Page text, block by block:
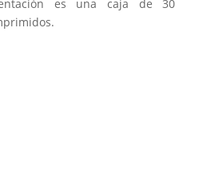
es una caja de 30